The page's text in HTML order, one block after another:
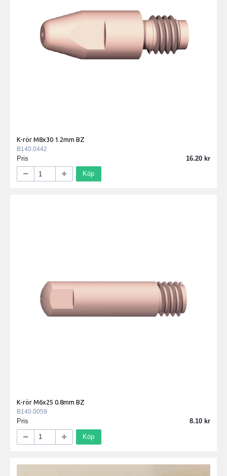
K-rör M8x30 1.2mm BZ
B140.0442
Pris 16.20
Köp
K-rör M6x25 0.8mm BZ
B140.0059
Pris 8.10
Köp